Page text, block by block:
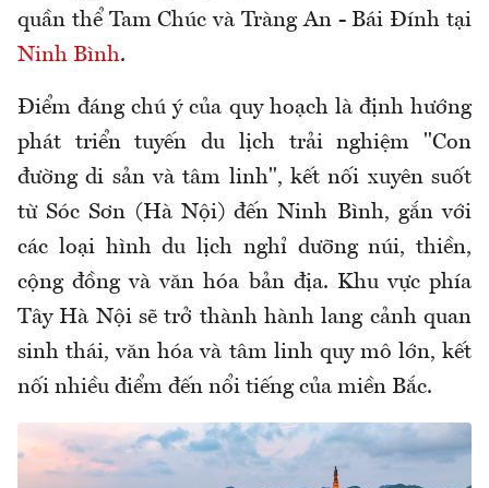
quần thể Tam Chúc và Tràng An - Bái Đính tại
Ninh Bình.
Điểm đáng chú ý của quy hoạch là định hướng
phát triển tuyến du lịch trải nghiệm "Con
đường di sản và tâm linh", kết nối xuyên suốt
từ Sóc Sơn (Hà Nội) đến Ninh Bình, gắn với
các loại hình du lịch nghỉ dưỡng núi, thiền,
cộng đồng và văn hóa bản địa. Khu vực phía
Tây Hà Nội sẽ trở thành hành lang cảnh quan
sinh thái, văn hóa và tâm linh quy mô lớn, kết
nối nhiều điểm đến nổi tiếng của miền Bắc.